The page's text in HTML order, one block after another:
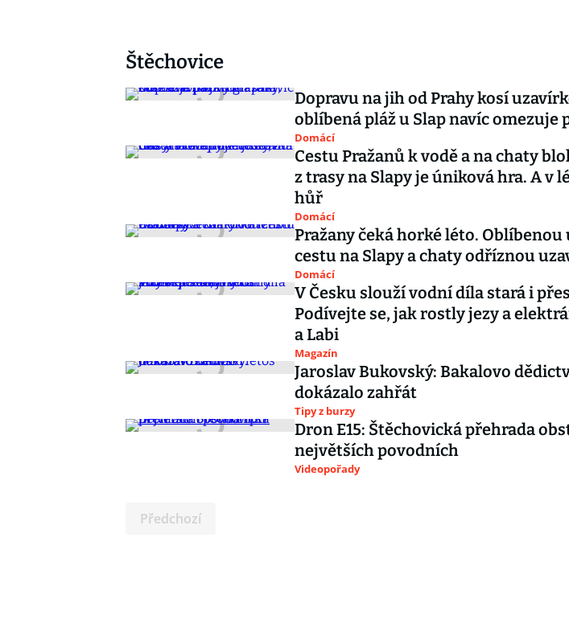
Štěchovice
Dopravu na jih od Prahy kosí
oblíbená pláž u Slap navíc omezuje
Domácí
Cestu Pražanů k vodě a na chaty
z trasy na Slapy je úniková hra. A v
hůř
Domácí
Pražany čeká horké léto.
cestu na Slapy a chaty odříznou
Domácí
V Česku slouží vodní díla stará i
Podívejte se, jak rostly jezy a
a Labi
Magazín
Jaroslav Bukovský: Bakalovo
dokázalo zahřát
Tipy z burzy
Dron E15: Štěchovická přehrada
největších povodních
Videopořady
Předchozí